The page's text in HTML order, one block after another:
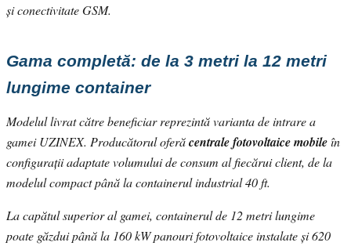
și conectivitate GSM.
Gama completă: de la 3 metri la 12 metri
lungime container
Modelul livrat către beneficiar reprezintă varianta de intrare a
gamei UZINEX. Producătorul oferăcentrale fotovoltaice mobileîn
configurații adaptate volumului de consum al fiecărui client, de la
modelul compact până la containerul industrial 40 ft.
La capătul superior al gamei, containerul de 12 metri lungime
poate găzdui până la 160 kW panouri fotovoltaice instalate și 620